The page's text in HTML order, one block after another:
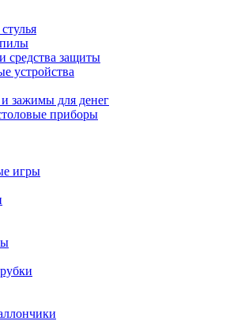
средства защиты
устройства
зажимы для денег
приборы
игры